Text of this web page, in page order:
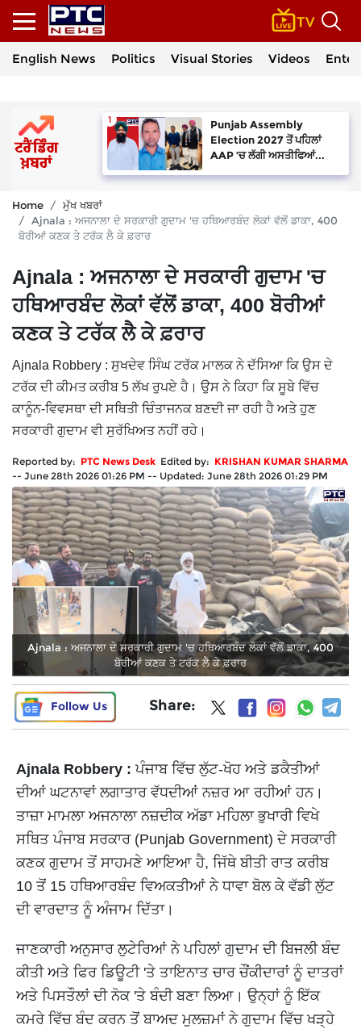
English News Politics Visual Stories Videos
Punjab Assembly
Election 2027 ਤੋਂ ਪਹਿਲਾਂ
AAP ’ਚ ਲੱਗੀ ਅਸਤੀਫਿਆਂ...
Home
ਮੁੱਖ ਖਬਰਾਂ
Ajnala : ਅਜਨਾਲਾ ਦੇ ਸਰਕਾਰੀ ਗੁਦਾਮ 'ਚ ਹਥਿਆਰਬੰਦ ਲੋਕਾਂ ਵੱਲੋਂ ਡਾਕਾ, 400
ਬੋਰੀਆਂ ਕਣਕ ਤੇ ਟਰੱਕ ਲੈ ਕੇ ਫ਼ਰਾਰ
Ajnala : ਅਜਨਾਲਾ ਦੇ ਸਰਕਾਰੀ ਗੁਦਾਮ 'ਚ
ਹਥਿਆਰਬੰਦ ਲੋਕਾਂ ਵੱਲੋਂ ਡਾਕਾ, 400 ਬੋਰੀਆਂ
ਕਣਕ ਤੇ ਟਰੱਕ ਲੈ ਕੇ ਫ਼ਰਾਰ
Ajnala Robbery : ਸੁਖਦੇਵ ਸਿੰਘ ਟਰੱਕ ਮਾਲਕ ਨੇ ਦੱਸਿਆ ਕਿ ਉਸ ਦੇ
ਟਰੱਕ ਦੀ ਕੀਮਤ ਕਰੀਬ 5 ਲੱਖ ਰੁਪਏ ਹੈ। ਉਸ ਨੇ ਕਿਹਾ ਕਿ ਸੂਬੇ ਵਿੱਚ
ਕਾਨੂੰਨ-ਵਿਵਸਥਾ ਦੀ ਸਥਿਤੀ ਚਿੰਤਾਜਨਕ ਬਣਦੀ ਜਾ ਰਹੀ ਹੈ ਅਤੇ ਹੁਣ
ਸਰਕਾਰੀ ਗੁਦਾਮ ਵੀ ਸੁਰੱਖਿਅਤ ਨਹੀਂ ਰਹੇ।
Reported by: PTC News Desk Edited by: KRISHAN KUMAR SHARMA
-- June 28th 2026 01:26 PM -- Updated: June 28th 2026 01:29 PM
Ajnala : ਅਜਨਾਲਾ ਦੇ ਸਰਕਾਰੀ ਗੁਦਾਮ 'ਚ ਹਥਿਆਰਬੰਦ ਲੋਕਾਂ ਵੱਲੋਂ ਡਾਕਾ, 400
ਬੋਰੀਆਂ ਕਣਕ ਤੇ ਟਰੱਕ ਲੈ ਕੇ ਫ਼ਰਾਰ
Follow Us Share:
Ajnala Robbery : ਪੰਜਾਬ ਵਿੱਚ ਲੁੱਟ-ਖੋਹ ਅਤੇ ਡਕੈਤੀਆਂ
ਦੀਆਂ ਘਟਨਾਵਾਂ ਲਗਾਤਾਰ ਵੱਧਦੀਆਂ ਨਜ਼ਰ ਆ ਰਹੀਆਂ ਹਨ।
ਤਾਜ਼ਾ ਮਾਮਲਾ ਅਜਨਾਲਾ ਨਜ਼ਦੀਕ ਅੱਡਾ ਮਹਿਲਾ ਭੁਖਾਰੀ ਵਿਖੇ
ਸਥਿਤ ਪੰਜਾਬ ਸਰਕਾਰ (Punjab Government) ਦੇ ਸਰਕਾਰੀ
ਕਣਕ ਗੁਦਾਮ ਤੋਂ ਸਾਹਮਣੇ ਆਇਆ ਹੈ, ਜਿੱਥੇ ਬੀਤੀ ਰਾਤ ਕਰੀਬ
10 ਤੋਂ 15 ਹਥਿਆਰਬੰਦ ਵਿਅਕਤੀਆਂ ਨੇ ਧਾਵਾ ਬੋਲ ਕੇ ਵੱਡੀ ਲੁੱਟ
ਦੀ ਵਾਰਦਾਤ ਨੂੰ ਅੰਜਾਮ ਦਿੱਤਾ।
ਜਾਣਕਾਰੀ ਅਨੁਸਾਰ ਲੁਟੇਰਿਆਂ ਨੇ ਪਹਿਲਾਂ ਗੁਦਾਮ ਦੀ ਬਿਜਲੀ ਬੰਦ
ਕੀਤੀ ਅਤੇ ਫਿਰ ਡਿਊਟੀ 'ਤੇ ਤਾਇਨਾਤ ਚਾਰ ਚੌਂਕੀਦਾਰਾਂ ਨੂੰ ਦਾਤਰਾਂ
ਅਤੇ ਪਿਸਤੌਲਾਂ ਦੀ ਨੋਕ 'ਤੇ ਬੰਦੀ ਬਣਾ ਲਿਆ। ਉਨ੍ਹਾਂ ਨੂੰ ਇੱਕ
ਕਮਰੇ ਵਿੱਚ ਬੰਦ ਕਰਨ ਤੋਂ ਬਾਅਦ ਮੁਲਜ਼ਮਾਂ ਨੇ ਗੁਦਾਮ ਵਿੱਚ ਖੜ੍ਹੇ